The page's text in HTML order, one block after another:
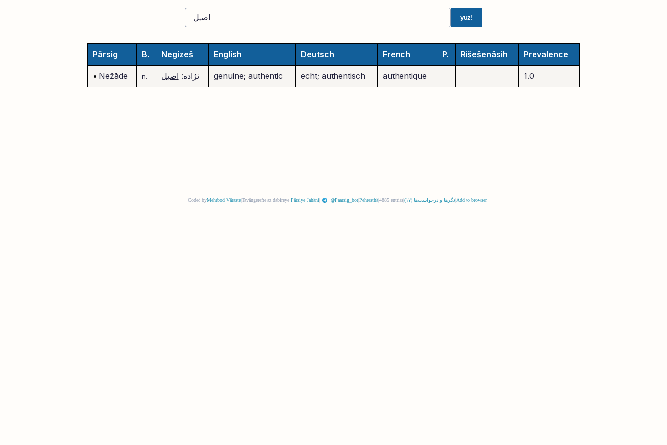
yuz!
Pârsig B. Negizeš English Deutsch French P. Rišešenâsih Prevalence
• Nežāde n. نژاده: اصیل genuine; authentic echt; authentisch authentique 1.0
Coded byMehrbod Vâraste|Tavângerefte az dabireye Pârsiye Jahâni| @Paarsig_bot|Pehresthâ|4885 entries| نگرها و درخواست‌ها (١٧) |Add to browser